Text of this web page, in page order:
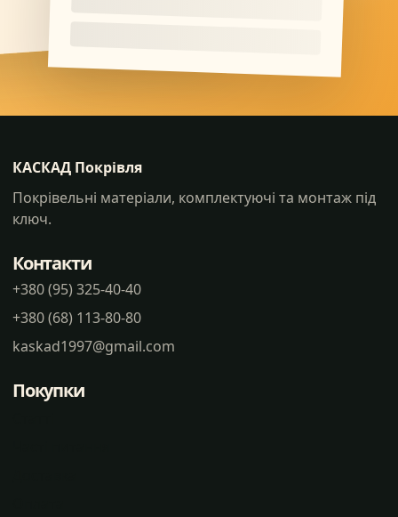
КАСКАД Покрівля
Покрівельні матеріали, комплектуючі та монтаж під
ключ.
Контакти
+380 (95) 325-40-40
+380 (68) 113-80-80
kaskad1997@gmail.com
Покупки